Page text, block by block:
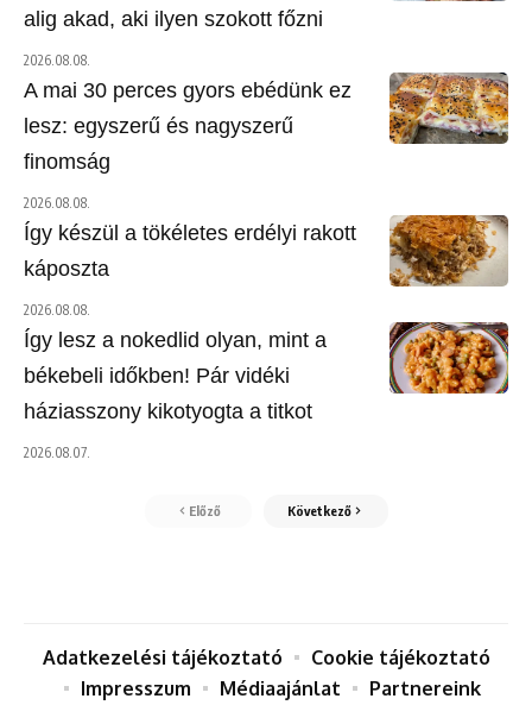
alig akad, aki ilyen szokott főzni
2026.08.08.
A mai 30 perces gyors ebédünk ez
lesz: egyszerű és nagyszerű
finomság
2026.08.08.
Így készül a tökéletes erdélyi rakott
káposzta
2026.08.08.
Így lesz a nokedlid olyan, mint a
békebeli időkben! Pár vidéki
háziasszony kikotyogta a titkot
2026.08.07.
Előző Következő
Adatkezelési tájékoztató
Cookie tájékoztató
Impresszum
Médiaajánlat Partnereink